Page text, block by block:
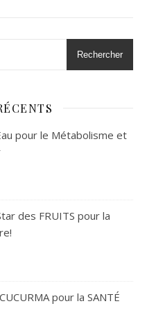
Rechercher
pour le Métabolisme et
des FRUITS pour la
pour la SANTÉ